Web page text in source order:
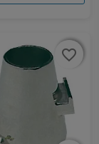
favorite_border
favorite_border